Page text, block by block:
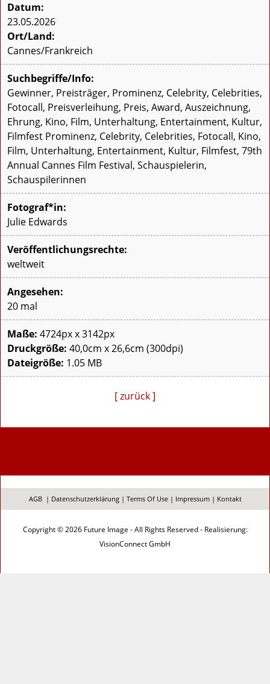
Datum:
23.05.2026
Ort/Land:
Cannes/Frankreich
Suchbegriffe/Info:
Gewinner, Preisträger, Prominenz, Celebrity, Celebrities,
Fotocall, Preisverleihung, Preis, Award, Auszeichnung,
Ehrung, Kino, Film, Unterhaltung, Entertainment, Kultur,
Filmfest Prominenz, Celebrity, Celebrities, Fotocall, Kino,
Film, Unterhaltung, Entertainment, Kultur, Filmfest, 79th
Annual Cannes Film Festival, Schauspielerin,
Schauspilerinnen
Fotograf*in:
Julie Edwards
Veröffentlichungsrechte:
weltweit
Angesehen:
20 mal
Maße: 4724px x 3142px
Druckgröße: 40,0cm x 26,6cm (300dpi)
Dateigröße: 1.05 MB
[ zurück ]
AGB | Datenschutzerklärung| Terms Of Use| Impressum| Kontakt
Copyright © 2026 Future Image - All Rights Reserved - Realisierung:
VisionConnect GmbH